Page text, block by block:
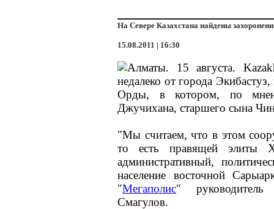
На Севере Казахстана найдены
15.08.2011 | 16:30
Алматы. 15 августа.
недалеко от города
Орды, в котором, по
Джучихана, старшего сына
"Мы считаем, что в этом
то есть правящей элиты
административный,
население восточной
"Мегаполис" руководитель
Смагулов.